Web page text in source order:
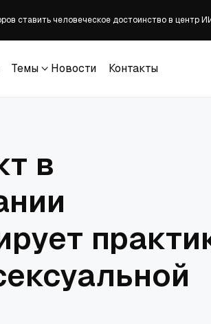
бездомным
толпе, что христиан 'спасает' 'исцеление
Темы
Новости
Контакты
в